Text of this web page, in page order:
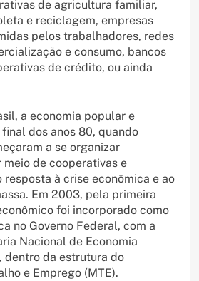
de agricultura familiar,
e reciclagem, empresas
pelos trabalhadores, redes
e consumo, bancos
de crédito, ou ainda
a economia popular e
dos anos 80, quando
a se organizar
de cooperativas e
resposta à crise econômica e ao
Em 2003, pela primeira
foi incorporado como
no Governo Federal, com a
Nacional de Economia
dentro da estrutura do
e Emprego (MTE).